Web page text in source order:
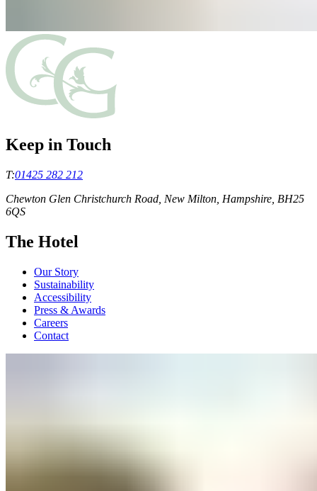
Keep in Touch
T:01425 282 212
Chewton Glen Christchurch Road, New Milton, Hampshire, BH25
6QS
The Hotel
Our Story
Sustainability
Accessibility
Press & Awards
Careers
Contact